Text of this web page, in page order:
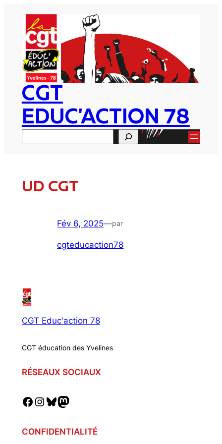
contenu
CGT
EDUC'ACTION 78
UD CGT
Fév 6, 2025—par
cgteducaction78
CGT Educ'action 78
CGT éducation des Yvelines
RÉSEAUX SOCIAUX
Facebook Instagram Bluesky Mastodon
CONFIDENTIALITÉ